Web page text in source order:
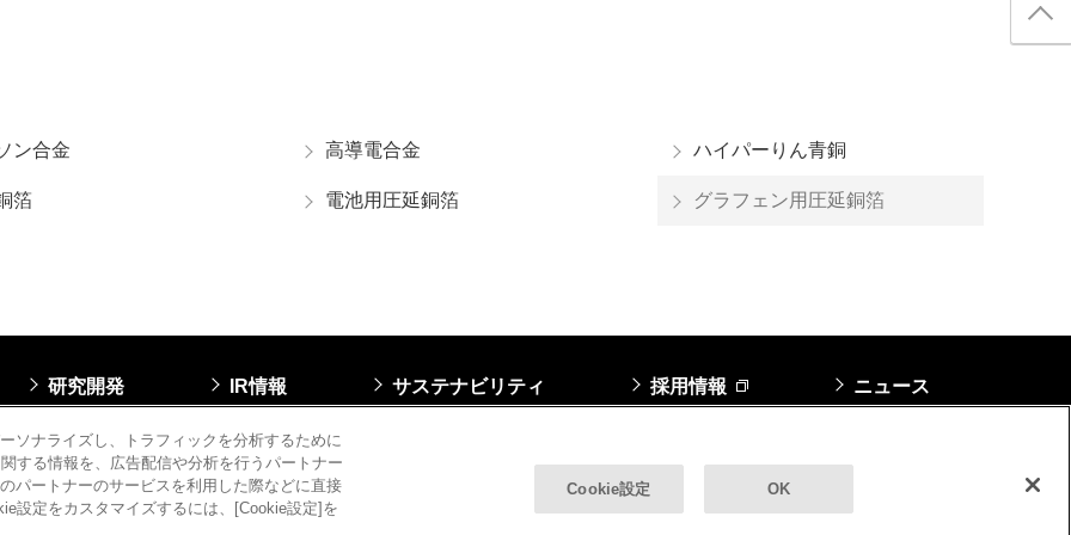
ン合金 高導電合金 ハイパーりん青銅
箔 電池用圧延銅箔 グラフェン用圧延銅箔
研究開発 IR情報 サステナビリティ 採用情報 ニュース
マルチステークホルダー方針 このサイトについて
ソナライズし、トラフィックを分析するために
する情報を、広告配信や分析を行うパートナー
パートナーのサービスを利用した際などに直接
設定をカスタマイズするには、[Cookie設定]を
Cookie設定 OK